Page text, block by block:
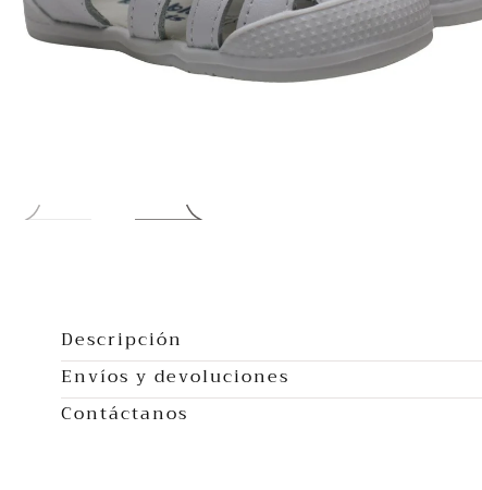
modal
Descripción
Envíos y devoluciones
Contáctanos